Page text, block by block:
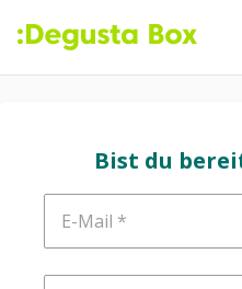
Bist du
E-Mail